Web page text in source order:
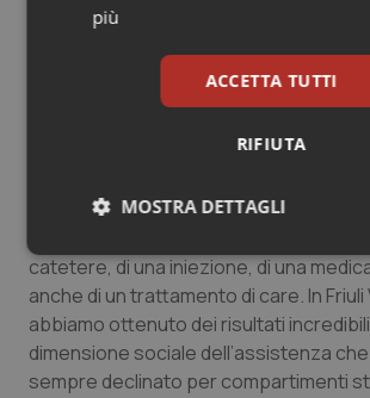
modello di assistenza decentrata”.
“In Friuli Venezia Giulia – continua
l’infermiere si prende cura di una
integrato con una equipe territoriale
una risposta a 360° sia alla famiglia che
catetere, di una iniezione, di una
anche di un trattamento di care. In
abbiamo ottenuto dei risultati
dimensione sociale dell’assistenza
sempre declinato per compartimenti
più
ACCETTA TUTTI
RIFIUTA
MOSTRA DETTAGLI
Necessari Statistici